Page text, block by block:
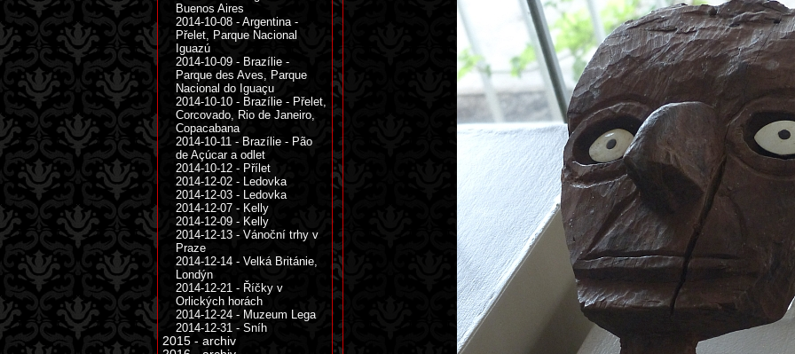
Buenos Aires
2014-10-08 - Argentina -
Přelet, Parque Nacional
Iguazú
2014-10-09 - Brazílie -
Parque des Aves, Parque
Nacional do Iguaçu
2014-10-10 - Brazílie - Přelet,
Corcovado, Rio de Janeiro,
Copacabana
2014-10-11 - Brazílie - Pão
de Açúcar a odlet
2014-10-12 - Přílet
2014-12-02 - Ledovka
2014-12-03 - Ledovka
2014-12-07 - Kelly
2014-12-09 - Kelly
2014-12-13 - Vánoční trhy v
Praze
2014-12-14 - Velká Británie,
Londýn
2014-12-21 - Říčky v
Orlických horách
2014-12-24 - Muzeum Lega
2014-12-31 - Sníh
2015 - archiv